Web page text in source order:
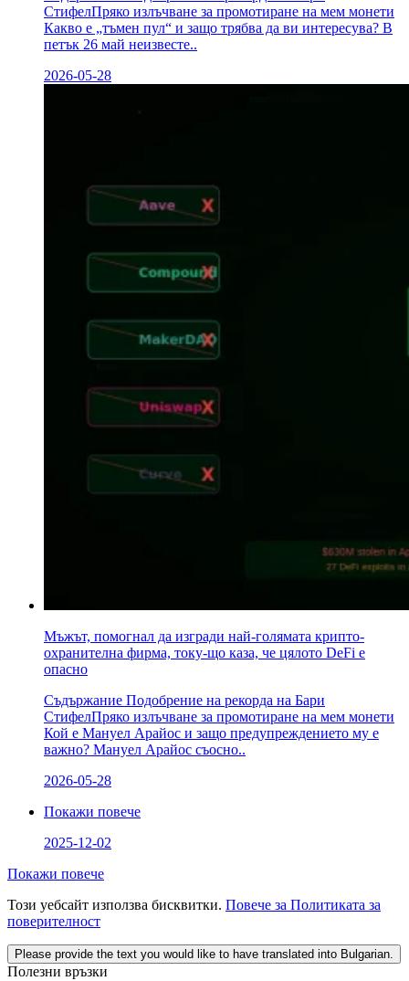
СтифелПряко излъчване за промотиране на мем монети
Какво е „тъмен пул“ и защо трябва да ви интересува? В
петък 26 май неизвесте..
2026-05-28
Мъжът, помогнал да изгради най-голямата крипто-
охранителна фирма, току-що каза, че цялото DeFi е
опасно
Съдържание Подобрение на рекорда на Бари
СтифелПряко излъчване за промотиране на мем монети
Кой е Мануел Арайос и защо предупреждението му е
важно? Мануел Арайос съосно..
2026-05-28
Покажи повече
2025-12-02
Покажи повече
Този уебсайт използва бисквитки. Повече за Политиката за
поверителност
Please provide the text you would like to have translated into Bulgarian.
Полезни връзки